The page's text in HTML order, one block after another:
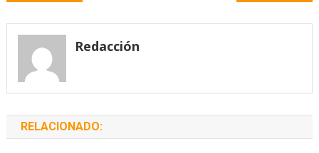
entradas
Redacción
RELACIONADO: